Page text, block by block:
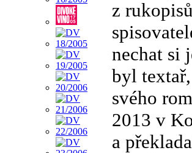
z
nechat si
byl
svého
2013 v
a